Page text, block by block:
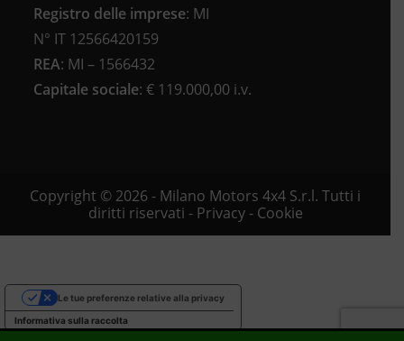
Registro delle imprese: MI
N° IT 12566420159
REA: MI – 1566432
Capitale sociale: € 119.000,00 i.v.
Copyright © 2026 - Milano Motors 4x4 S.r.l. Tutti i
diritti riservati - Privacy- Cookie
Informativa sulla raccolta
Le tue preferenze relative alla privacy